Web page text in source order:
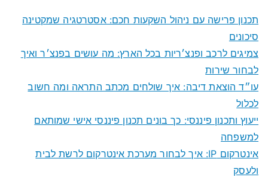
תכנון פרישה עם ניהול השקעות חכם: אסטרטגיה שמקטינה
סיכונים
צמיגים לרכב ופנצ׳ריות בכל הארץ: מה עושים בפנצ׳ר ואיך
לבחור שירות
עו״ד הוצאת דיבה: איך שולחים מכתב התראה ומה חשוב
לכלול
ייעוץ ותכנון פיננסי: כך בונים תכנון פיננסי אישי שמותאם
למשפחה
אינטרקום IP: איך לבחור מערכת אינטרקום לרשת לבית
ולעסק